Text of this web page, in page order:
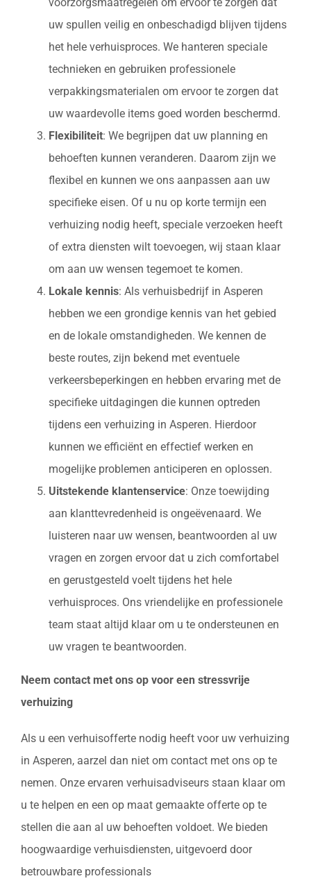
voorzorgsmaatregelen om ervoor te zorgen dat
uw spullen veilig en onbeschadigd blijven tijdens
het hele verhuisproces. We hanteren speciale
technieken en gebruiken professionele
verpakkingsmaterialen om ervoor te zorgen dat
uw waardevolle items goed worden beschermd.
Flexibiliteit: We begrijpen dat uw planning en
behoeften kunnen veranderen. Daarom zijn we
flexibel en kunnen we ons aanpassen aan uw
specifieke eisen. Of u nu op korte termijn een
verhuizing nodig heeft, speciale verzoeken heeft
of extra diensten wilt toevoegen, wij staan klaar
om aan uw wensen tegemoet te komen.
Lokale kennis: Als verhuisbedrijf in Asperen
hebben we een grondige kennis van het gebied
en de lokale omstandigheden. We kennen de
beste routes, zijn bekend met eventuele
verkeersbeperkingen en hebben ervaring met de
specifieke uitdagingen die kunnen optreden
tijdens een verhuizing in Asperen. Hierdoor
kunnen we efficiënt en effectief werken en
mogelijke problemen anticiperen en oplossen.
Uitstekende klantenservice: Onze toewijding
aan klanttevredenheid is ongeëvenaard. We
luisteren naar uw wensen, beantwoorden al uw
vragen en zorgen ervoor dat u zich comfortabel
en gerustgesteld voelt tijdens het hele
verhuisproces. Ons vriendelijke en professionele
team staat altijd klaar om u te ondersteunen en
uw vragen te beantwoorden.
Neem contact met ons op voor een stressvrije
verhuizing
Als u een verhuisofferte nodig heeft voor uw verhuizing
in Asperen, aarzel dan niet om contact met ons op te
nemen. Onze ervaren verhuisadviseurs staan klaar om
u te helpen en een op maat gemaakte offerte op te
stellen die aan al uw behoeften voldoet. We bieden
hoogwaardige verhuisdiensten, uitgevoerd door
betrouwbare professionals